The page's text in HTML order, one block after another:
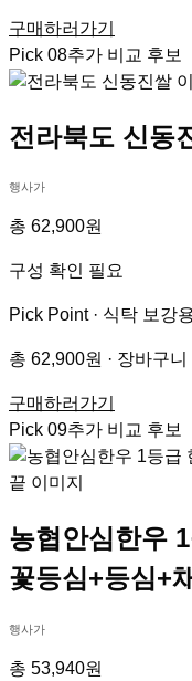
구매하러가기
Pick 08추가 비교 후보
전라북도 신동
행사가
총 62,900원
구성 확인 필요
Pick Point · 식탁 보강
총 62,900원 · 장바구니
구매하러가기
Pick 09추가 비교 후보
농협안심한우
꽃등심+등심+
행사가
총 53,940원